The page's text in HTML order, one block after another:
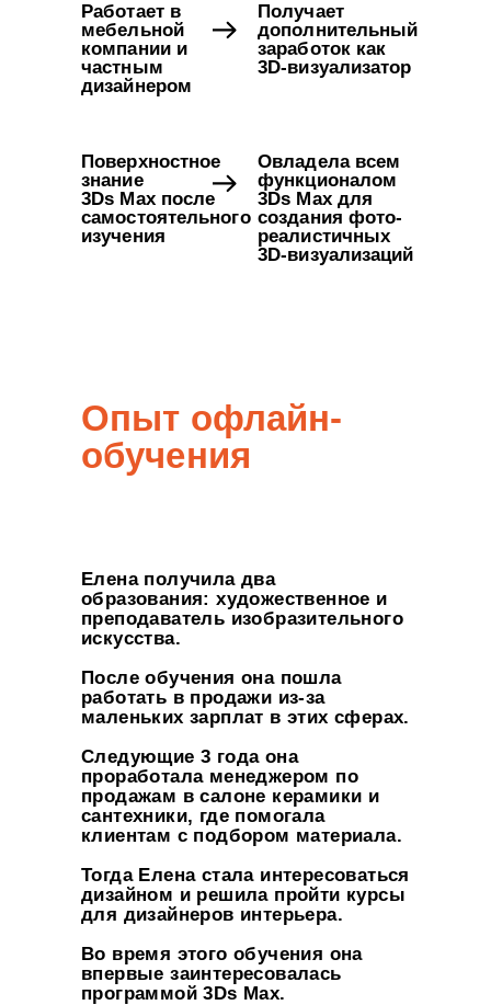
Работает в
мебельной
компании и
частным
дизайнером
Получает
дополнительный
заработок как
3D-визуализатор
Поверхностное
знание
3Ds Max после
самостоятельного
изучения
Овладела всем
функционалом
3Ds Max для
создания фото-
реалистичных
3D-визуализаций
Опыт офлайн-
обучения
Елена получила два
образования: художественное и
преподаватель изобразительного
искусства.
После обучения она пошла
работать в продажи из-за
маленьких зарплат в этих сферах.
Следующие 3 года она
проработала менеджером по
продажам в салоне керамики и
сантехники, где помогала
клиентам с подбором материала.
Тогда Елена стала интересоваться
дизайном и решила пройти курсы
для дизайнеров интерьера.
Во время этого обучения она
впервые заинтересовалась
программой 3Ds Max.